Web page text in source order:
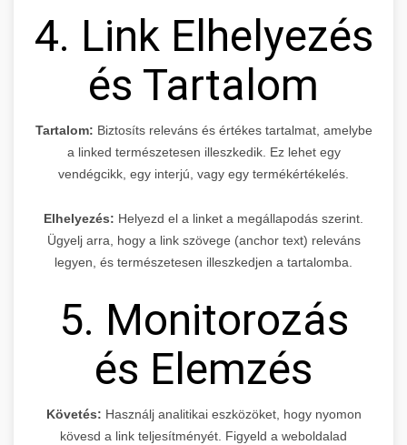
4. Link Elhelyezés
és Tartalom
Tartalom: Biztosíts releváns és értékes tartalmat, amelybe
a linked természetesen illeszkedik. Ez lehet egy
vendégcikk, egy interjú, vagy egy termékértékelés.
Elhelyezés: Helyezd el a linket a megállapodás szerint.
Ügyelj arra, hogy a link szövege (anchor text) releváns
legyen, és természetesen illeszkedjen a tartalomba.
5. Monitorozás
és Elemzés
Követés: Használj analitikai eszközöket, hogy nyomon
kövesd a link teljesítményét. Figyeld a weboldalad